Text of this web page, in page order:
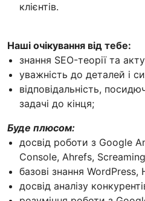
клієнтів.
Наші очікування від тебе:
знання SEO-теорії та
уважність до деталей і
відповідальність,
задачі до кінця;
Буде плюсом:
досвід роботи з Google
Console, Ahrefs,
базові знання WordPress,
досвід аналізу